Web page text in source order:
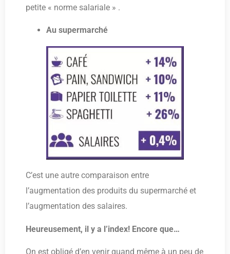
petite « norme salariale » .
Au supermarché
C’est une autre comparaison entre
l’augmentation des produits du supermarché et
l’augmentation des salaires.
Heureusement, il y a l’index! Encore que…
On est obligé d’en venir quand même à un peu de